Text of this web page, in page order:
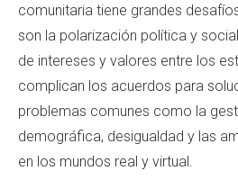
comunitaria tiene grandes
son la polarización política y
de intereses y valores entre los
complican los acuerdos para
problemas comunes como la
demográfica, desigualdad y las
en los mundos real y virtual.